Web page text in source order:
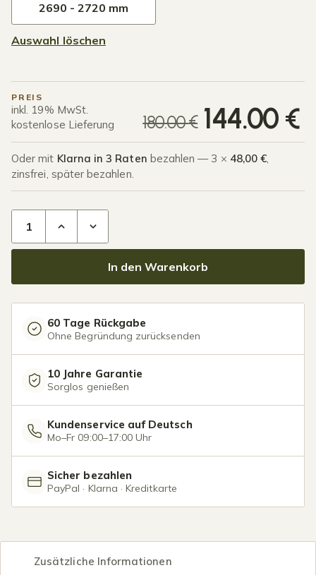
2690 - 2720 mm
Auswahl löschen
PREIS
inkl. 19% MwSt.
kostenlose Lieferung
180.00€ 144.00 €
Oder mit Klarna in 3 Raten bezahlen — 3 × 48,00 €,
zinsfrei, später bezahlen.
In den Warenkorb
60 Tage Rückgabe
Ohne Begründung zurücksenden
10 Jahre Garantie
Sorglos genießen
Kundenservice auf Deutsch
Mo–Fr 09:00–17:00 Uhr
Sicher bezahlen
PayPal · Klarna · Kreditkarte
Zusätzliche Informationen